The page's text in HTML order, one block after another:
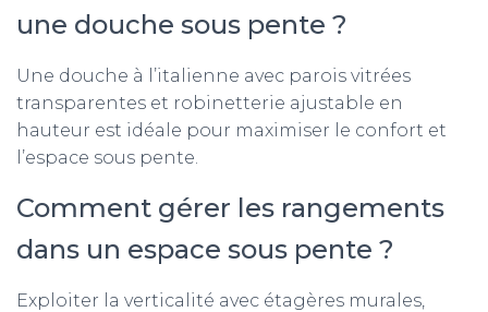
une douche sous pente ?
Une douche à l’italienne avec parois vitrées
transparentes et robinetterie ajustable en
hauteur est idéale pour maximiser le confort et
l’espace sous pente.
Comment gérer les rangements
dans un espace sous pente ?
Exploiter la verticalité avec étagères murales,